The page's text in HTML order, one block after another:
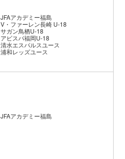
JFAアカデミー福島
V・ファーレン長崎 U-18
サガン鳥栖U-18
アビスパ福岡U-18
清水エスパルスユース
浦和レッズユース
JFAアカデミー福島